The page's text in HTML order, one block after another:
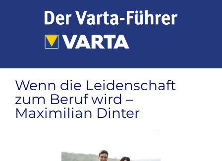
Wenn die Leidenschaft
zum Beruf wird –
Maximilian Dinter